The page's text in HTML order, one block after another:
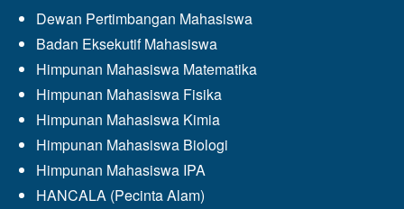
Dewan Pertimbangan Mahasiswa
Badan Eksekutif Mahasiswa
Himpunan Mahasiswa Matematika
Himpunan Mahasiswa Fisika
Himpunan Mahasiswa Kimia
Himpunan Mahasiswa Biologi
Himpunan Mahasiswa IPA
HANCALA (Pecinta Alam)